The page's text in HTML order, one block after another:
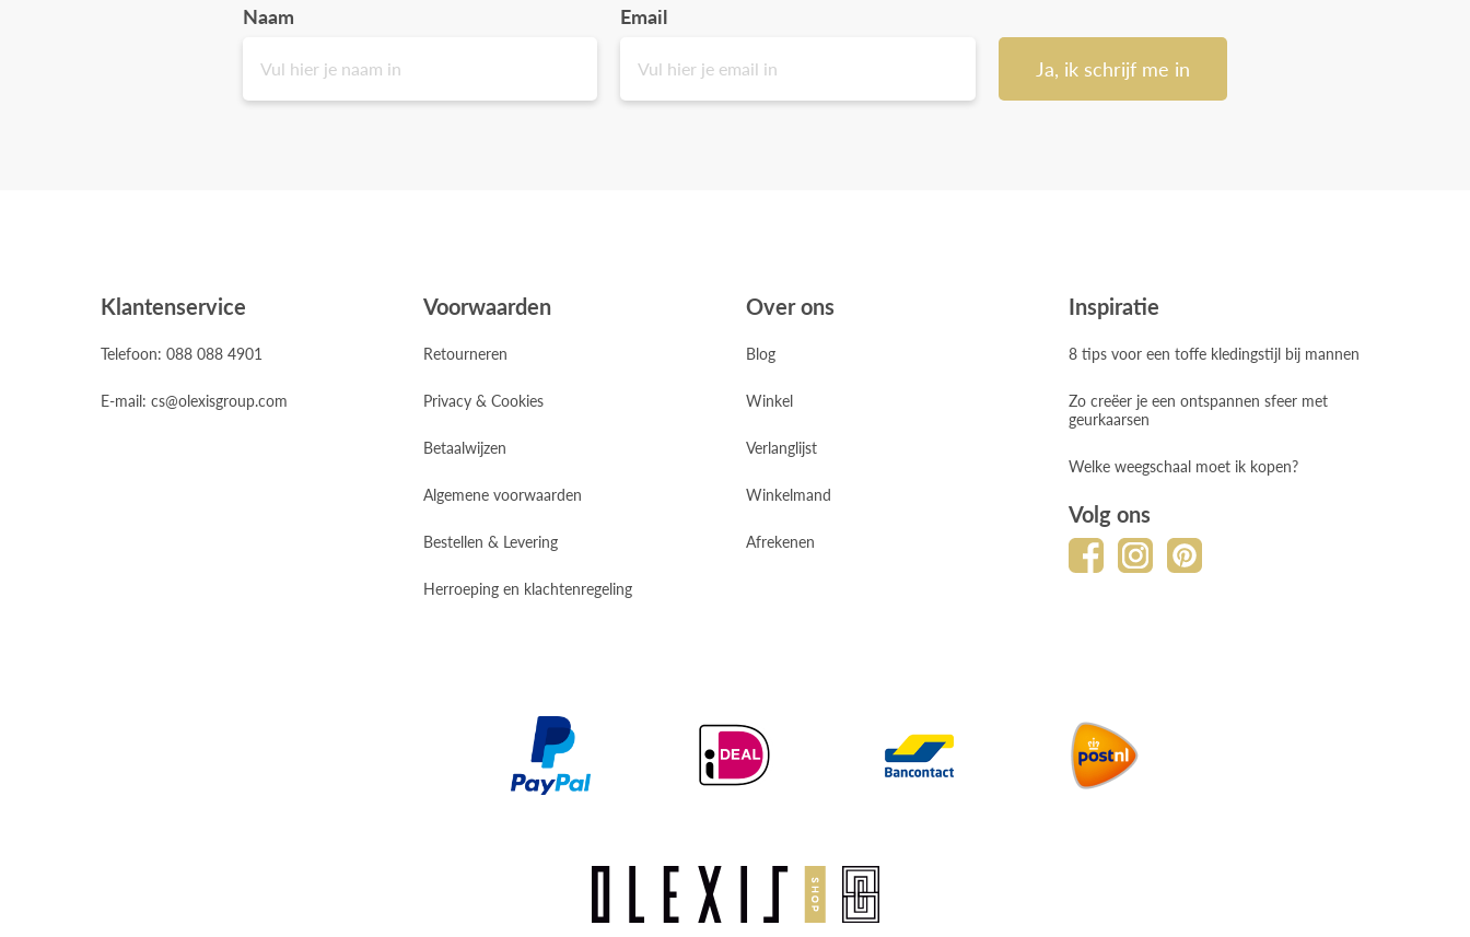
Naam
Email
Ja, ik schrijf me in
Klantenservice
Telefoon: 088 088 4901
E-mail: cs@olexisgroup.com
Voorwaarden
Retourneren
Privacy & Cookies
Betaalwijzen
Algemene voorwaarden
Bestellen & Levering
Herroeping en klachtenregeling
Over ons
Blog
Winkel
Verlanglijst
Winkelmand
Afrekenen
Inspiratie
8 tips voor een toffe kledingstijl bij mannen
Zo creëer je een ontspannen sfeer met
geurkaarsen
Welke weegschaal moet ik kopen?
Volg ons